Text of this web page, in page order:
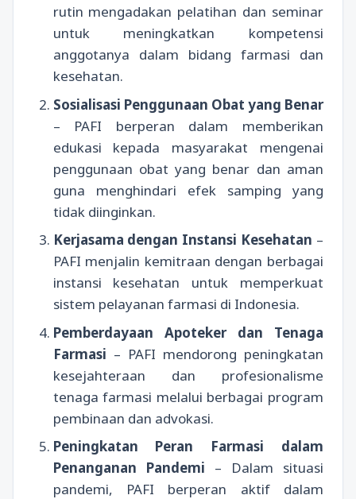
rutin mengadakan pelatihan dan seminar
untuk meningkatkan kompetensi
anggotanya dalam bidang farmasi dan
kesehatan.
Sosialisasi Penggunaan Obat yang Benar
– PAFI berperan dalam memberikan
edukasi kepada masyarakat mengenai
penggunaan obat yang benar dan aman
guna menghindari efek samping yang
tidak diinginkan.
Kerjasama dengan Instansi Kesehatan –
PAFI menjalin kemitraan dengan berbagai
instansi kesehatan untuk memperkuat
sistem pelayanan farmasi di Indonesia.
Pemberdayaan Apoteker dan Tenaga
Farmasi – PAFI mendorong peningkatan
kesejahteraan dan profesionalisme
tenaga farmasi melalui berbagai program
pembinaan dan advokasi.
Peningkatan Peran Farmasi dalam
Penanganan Pandemi – Dalam situasi
pandemi, PAFI berperan aktif dalam